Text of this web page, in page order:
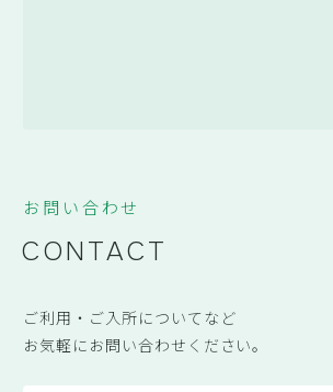
お問い合わせ
CONTACT
ご利用・ご入所についてなど
お気軽にお問い合わせください。